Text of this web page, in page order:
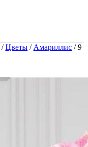
/ Цветы / Амариллис /9